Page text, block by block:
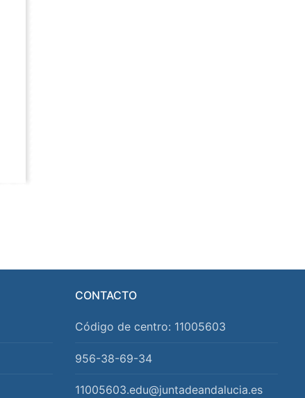
CONTACTO
Código de centro: 11005603
956-38-69-34
11005603.edu@juntadeandalucia.es